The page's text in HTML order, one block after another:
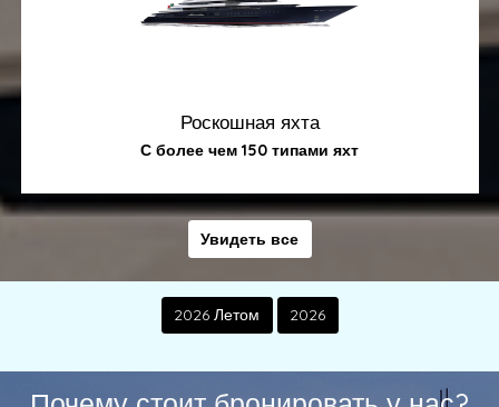
Роскошная яхта
С более чем 150 типами яхт
Увидеть все
2026 Летом 2026